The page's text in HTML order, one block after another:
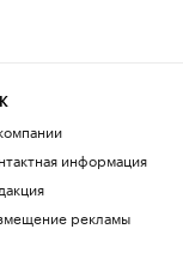
информация
рекламы